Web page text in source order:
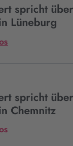
spricht
über
„Gedenken
denken“
spricht
Lüneburg
Mehr
spricht
über
„Gedenken
spricht
Chemnitz
Mehr